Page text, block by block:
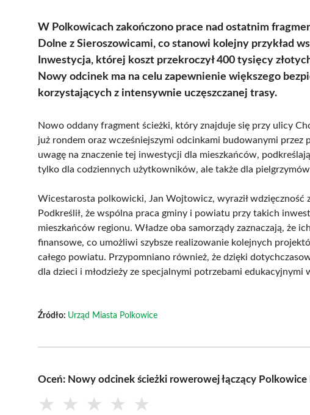
W Polkowicach zakończono prace nad ostatnim
Dolne z Sieroszowicami, co stanowi kolejny przykład
Inwestycja, której koszt przekroczył 400 tysięcy
Nowy odcinek ma na celu zapewnienie większego
korzystających z intensywnie uczęszczanej trasy.
Nowo oddany fragment ścieżki, który znajduje się przy ulicy
już rondem oraz wcześniejszymi odcinkami budowanymi
uwagę na znaczenie tej inwestycji dla mieszkańców,
tylko dla codziennych użytkowników, ale także dla
Wicestarosta polkowicki, Jan Wojtowicz, wyraził wdzięczność
Podkreślił, że wspólna praca gminy i powiatu przy takich
mieszkańców regionu. Władze oba samorządy zaznaczają, że
finansowe, co umożliwi szybsze realizowanie kolejnych
całego powiatu. Przypomniano również, że dzięki
dla dzieci i młodzieży ze specjalnymi potrzebami edukacyjnymi
Źródło: Urząd Miasta Polkowice
Oceń: Nowy odcinek ścieżki rowerowej łączący
★ ★ ★ ★ ★